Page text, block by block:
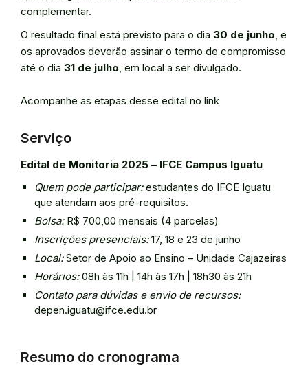
complementar.
O resultado final está previsto para o dia 30 de junho, e
os aprovados deverão assinar o termo de compromisso
até o dia 31 de julho, em local a ser divulgado.
Acompanhe as etapas desse edital no link
Serviço
Edital de Monitoria 2025 – IFCE Campus Iguatu
Quem pode participar:estudantes do IFCE Iguatu
que atendam aos pré-requisitos.
Bolsa:R$ 700,00 mensais (4 parcelas)
Inscrições presenciais:17, 18 e 23 de junho
Local:Setor de Apoio ao Ensino – Unidade Cajazeiras
Horários:08h às 11h | 14h às 17h | 18h30 às 21h
Contato para dúvidas e envio de recursos:
depen.iguatu@ifce.edu.br
Resumo do cronograma